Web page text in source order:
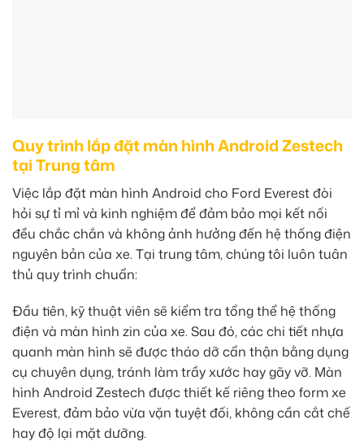
Quy trình lắp đặt màn hình Android Zestech
tại Trung tâm
Việc lắp đặt màn hình Android cho Ford Everest đòi
hỏi sự tỉ mỉ và kinh nghiệm để đảm bảo mọi kết nối
đều chắc chắn và không ảnh hưởng đến hệ thống điện
nguyên bản của xe. Tại trung tâm, chúng tôi luôn tuân
thủ quy trình chuẩn:
Đầu tiên, kỹ thuật viên sẽ kiểm tra tổng thể hệ thống
điện và màn hình zin của xe. Sau đó, các chi tiết nhựa
quanh màn hình sẽ được tháo dỡ cẩn thận bằng dụng
cụ chuyên dụng, tránh làm trầy xước hay gãy vỡ. Màn
hình Android Zestech được thiết kế riêng theo form xe
Everest, đảm bảo vừa vặn tuyệt đối, không cần cắt chế
hay độ lại mặt dưỡng.